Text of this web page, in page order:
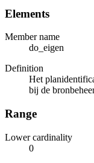
Elements
Member name
do_eigen
Definition
Het
bij de
Range
Lower cardinality
0